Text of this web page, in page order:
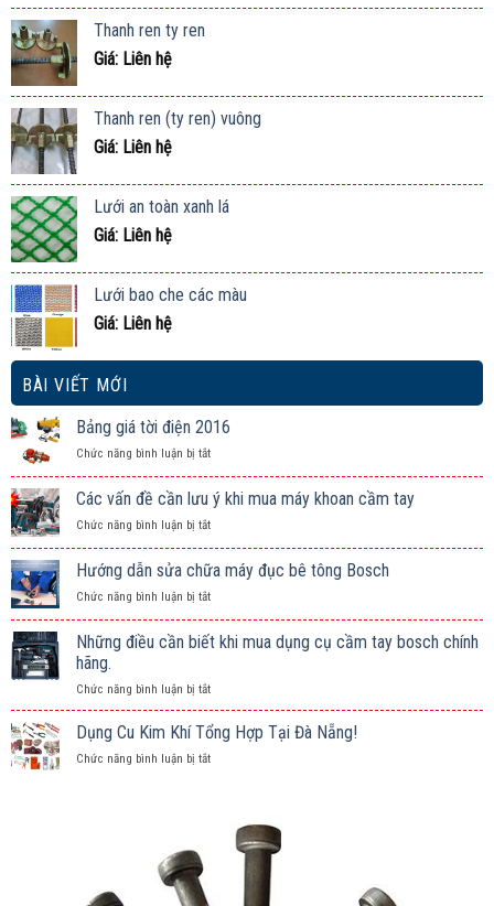
Thanh ren ty ren
Giá: Liên hệ
Thanh ren (ty ren) vuông
Giá: Liên hệ
Lưới an toàn xanh lá
Giá: Liên hệ
Lưới bao che các màu
Giá: Liên hệ
BÀI VIẾT MỚI
Bảng giá tời điện 2016
Chức năng bình luận bị tắtở
giá
tời
điện
2016
Các vấn đề cần lưu ý khi mua máy khoan cầm tay
Chức năng bình luận bị tắtở
vấn
đề
cần
lưu
ý
máy
khoan
cầm
Hướng dẫn sửa chữa máy đục bê tông Bosch
Chức năng bình luận bị tắtở
dẫn
sửa
máy
đục
bê
tông
Bosch
Những điều cần biết khi mua dụng cụ cầm tay bosch chính
hãng.
Chức năng bình luận bị tắtở
Những
điều
cần
biết
Dụng Cu Kim Khí Tổng Hợp Tại Đà Nẵng!
Chức năng bình luận bị tắtở